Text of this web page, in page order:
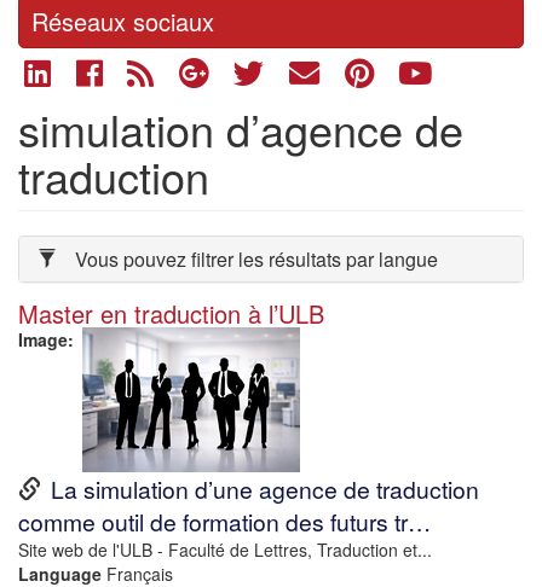
Réseaux sociaux
simulation d’agence de
traduction
Vous pouvez filtrer les résultats par langue
Master en traduction à l’ULB
Image
URLLa simulation d’une agence de traduction
comme outil de formation des futurs tr…
Description
Site web de l'ULB - Faculté de Lettres, Traduction et...
Language Français